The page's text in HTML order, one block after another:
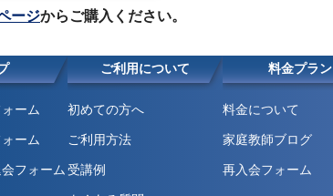
ージからご購入ください。
ご利用について 料金プラン
ーム
ーム
フォーム
初めての方へ
ご利用方法
受講例
料金について
家庭教師ブログ
再入会フォーム